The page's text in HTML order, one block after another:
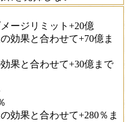
ージリミット+20億
効果と合わせて+70億ま
果と合わせて+30億まで
効果と合わせて+280％ま